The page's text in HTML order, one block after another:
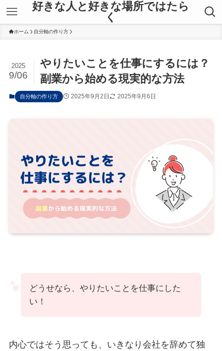
好きな人と好きな場所ではたら
く
ホーム 自分軸の作り方
やりたいことを仕事にするには？
副業から始める現実的な方法
2025
9/06
自分軸の作り方 2025年9月2日 2025年9月6日
どうせなら、やりたいことを仕事にした
い！
内心ではそう思っても、いきなり会社を辞めて独